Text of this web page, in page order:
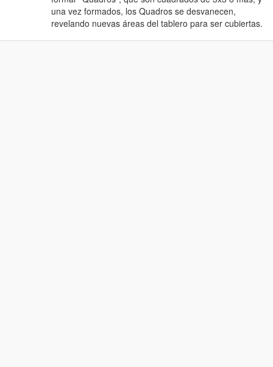
una vez formados, los Quadros se desvanecen,
revelando nuevas áreas del tablero para ser cubiertas.